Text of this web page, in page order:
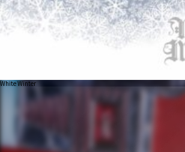
White Winter